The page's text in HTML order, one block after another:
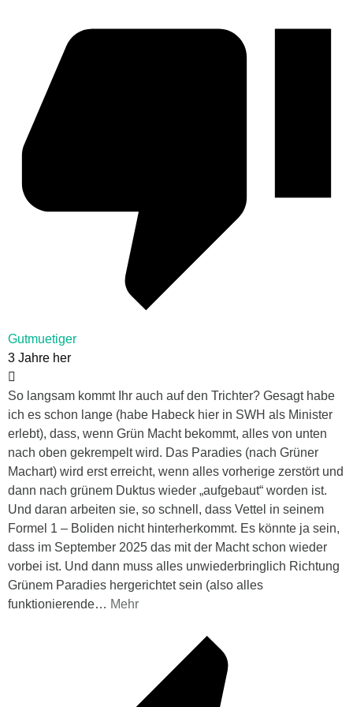
Gutmuetiger
3 Jahre her
So langsam kommt Ihr auch auf den Trichter? Gesagt habe
ich es schon lange (habe Habeck hier in SWH als Minister
erlebt), dass, wenn Grün Macht bekommt, alles von unten
nach oben gekrempelt wird. Das Paradies (nach Grüner
Machart) wird erst erreicht, wenn alles vorherige zerstört und
dann nach grünem Duktus wieder „aufgebaut“ worden ist.
Und daran arbeiten sie, so schnell, dass Vettel in seinem
Formel 1 – Boliden nicht hinterherkommt. Es könnte ja sein,
dass im September 2025 das mit der Macht schon wieder
vorbei ist. Und dann muss alles unwiederbringlich Richtung
Grünem Paradies hergerichtet sein (also alles
funktionierende… Mehr